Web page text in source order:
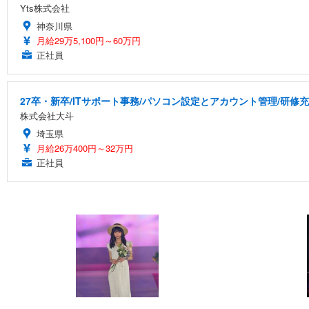
Yts株式会社
神奈川県
月給29万5,100円～60万円
正社員
27卒・新卒/ITサポート事務/パソコン設定とアカウント管理/研修
株式会社大斗
埼玉県
月給26万400円～32万円
正社員